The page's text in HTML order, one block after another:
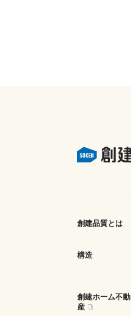
創建品質とは
構造
創建ホーム不動
産